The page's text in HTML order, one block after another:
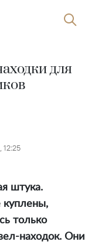
для
12:25
штука.
куплены,
только
находок. Они